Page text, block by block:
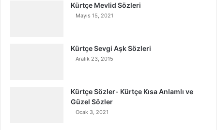
Kürtçe Mevlid Sözleri
Mayıs 15, 2021
Kürtçe Sevgi Aşk Sözleri
Aralık 23, 2015
Kürtçe Sözler- Kürtçe Kısa Anlamlı ve
Güzel Sözler
Ocak 3, 2021